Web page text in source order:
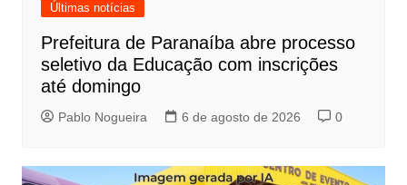
Últimas notícias
Prefeitura de Paranaíba abre processo
seletivo da Educação com inscrições
até domingo
Pablo Nogueira 6 de agosto de 2026 0